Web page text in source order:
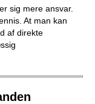
sig mere ansvar.
At man kan
af direkte